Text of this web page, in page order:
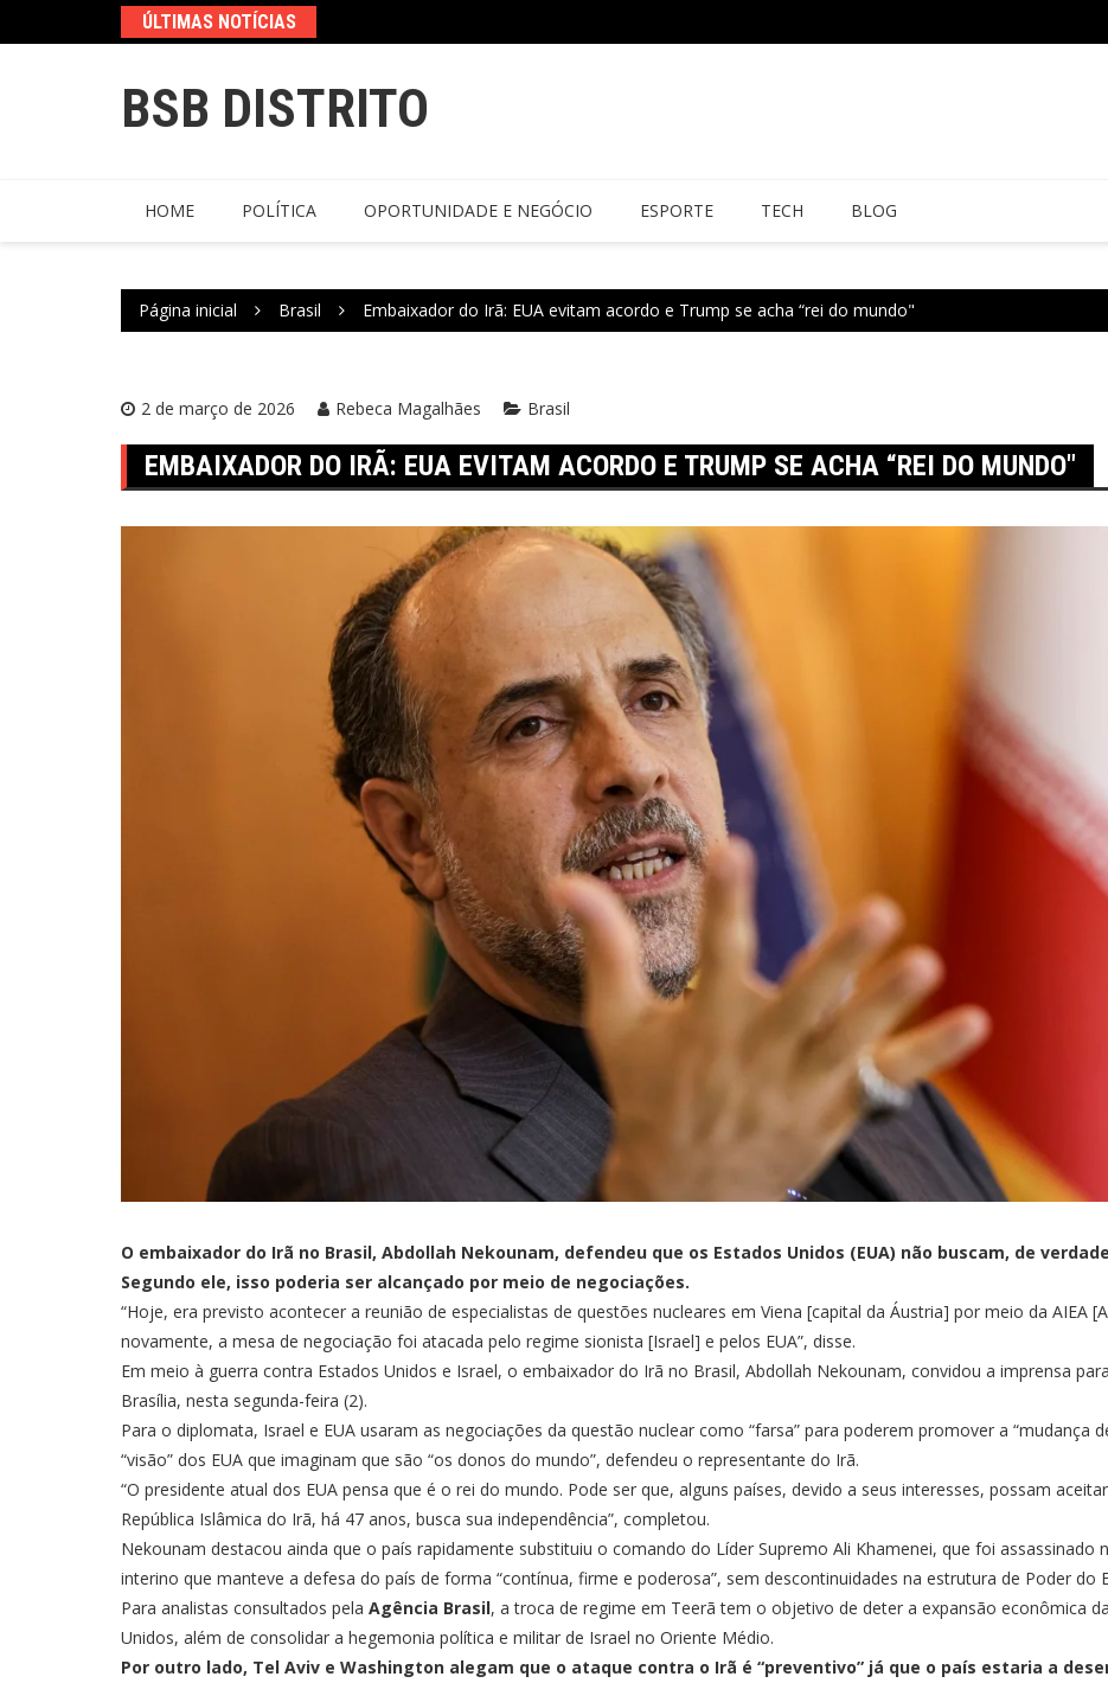
ÚLTIMAS NOTÍCIAS
BSB DISTRITO
HOME POLÍTICA OPORTUNIDADE E NEGÓCIO ESPORTE TECH BLOG
Página inicial Brasil Embaixador do Irã: EUA evitam acordo e Trump se acha “rei do mundo"
2 de março de 2026 Rebeca Magalhães Brasil
EMBAIXADOR DO IRÃ: EUA EVITAM ACORDO E TRUMP SE ACHA “REI DO MUNDO"
O embaixador do Irã no Brasil, Abdollah Nekounam, defendeu que os Estados Unidos (EUA) não buscam, de
Segundo ele, isso poderia ser alcançado por meio de negociações.
“Hoje, era previsto acontecer a reunião de especialistas de questões nucleares em Viena [capital da Áustria] por meio da AIEA
novamente, a mesa de negociação foi atacada pelo regime sionista [Israel] e pelos EUA”, disse.
Em meio à guerra contra Estados Unidos e Israel, o embaixador do Irã no Brasil, Abdollah Nekounam, convidou a imprensa
Brasília, nesta segunda-feira (2).
Para o diplomata, Israel e EUA usaram as negociações da questão nuclear como “farsa” para poderem promover a “mudança
“visão” dos EUA que imaginam que são “os donos do mundo”, defendeu o representante do Irã.
“O presidente atual dos EUA pensa que é o rei do mundo. Pode ser que, alguns países, devido a seus interesses, possam
República Islâmica do Irã, há 47 anos, busca sua independência”, completou.
Nekounam destacou ainda que o país rapidamente substituiu o comando do Líder Supremo Ali Khamenei, que foi assassinado
interino que manteve a defesa do país de forma “contínua, firme e poderosa”, sem descontinuidades na estrutura de Poder do
Para analistas consultados pela Agência Brasil, a troca de regime em Teerã tem o objetivo de deter a expansão econômica
Unidos, além de consolidar a hegemonia política e militar de Israel no Oriente Médio.
Por outro lado, Tel Aviv e Washington alegam que o ataque contra o Irã é “preventivo” já que o país estaria a